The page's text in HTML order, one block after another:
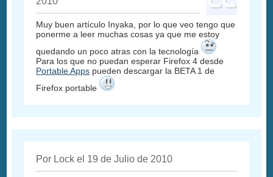
Muy buen artículo Inyaka, por lo que veo tengo que
ponerme a leer muchas cosas ya que me estoy
quedando un poco atras con la tecnología
Para los que no puedan esperar Firefox 4 desde
Portable Apps pueden descargar la BETA 1 de
Firefox portable
Por Lock el 19 de Julio de 2010